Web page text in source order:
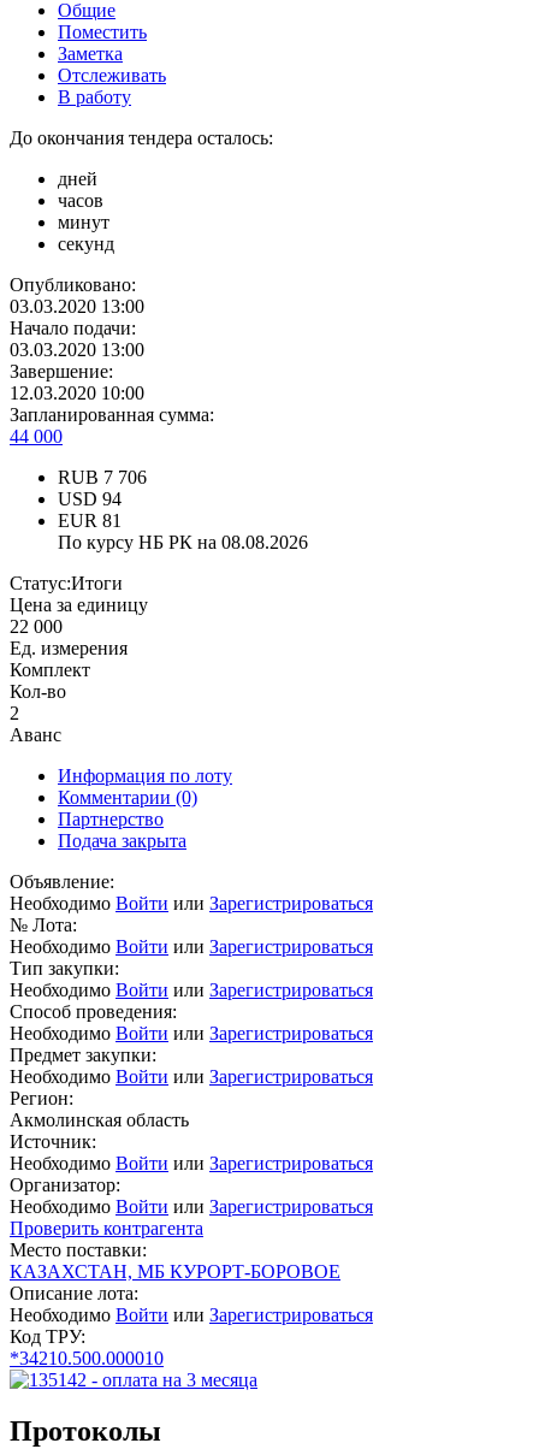
Общие
Поместить
Заметка
Отслеживать
В работу
До окончания тендера осталось:
дней
часов
минут
секунд
Опубликовано:
03.03.2020 13:00
Начало подачи:
03.03.2020 13:00
Завершение:
12.03.2020 10:00
Запланированная сумма:
44 000
RUB 7 706
USD 94
EUR 81
По курсу НБ РК на 08.08.2026
Статус:Итоги
Цена за единицу
22 000
Ед. измерения
Комплект
Кол-во
2
Аванс
Информация по лоту
Комментарии (0)
Партнерство
Подача закрыта
Объявление:
Необходимо Войти или Зарегистрироваться
№ Лота:
Необходимо Войти или Зарегистрироваться
Тип закупки:
Необходимо Войти или Зарегистрироваться
Способ проведения:
Необходимо Войти или Зарегистрироваться
Предмет закупки:
Необходимо Войти или Зарегистрироваться
Регион:
Акмолинская область
Источник:
Необходимо Войти или Зарегистрироваться
Организатор:
Необходимо Войти или Зарегистрироваться
Проверить контрагента
Место поставки:
КАЗАХСТАН, МБ КУРОРТ-БОРОВОЕ
Описание лота:
Необходимо Войти или Зарегистрироваться
Код ТРУ:
*34210.500.000010
Протоколы